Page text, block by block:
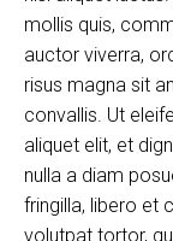
mollis quis,
auctor viverra,
risus magna sit
convallis. Ut
aliquet elit, et
nulla a diam
fringilla, libero et
volutpat tortor,